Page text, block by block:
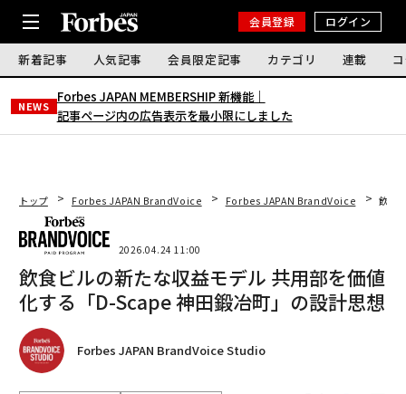
会員登録 ログイン
新着記事 人気記事 会員限定記事 カテゴリ 連載
NEWS
Forbes JAPAN MEMBERSHIP 新機能｜
記事ページ内の広告表示を最小限にしました
トップ Forbes JAPAN BrandVoice Forbes JAPAN BrandVoice 飲食
2026.04.24 11:00
飲食ビルの新たな収益モデル 共用部を価値
化する「D-Scape 神田鍛冶町」の設計思想
Forbes JAPAN BrandVoice Studio